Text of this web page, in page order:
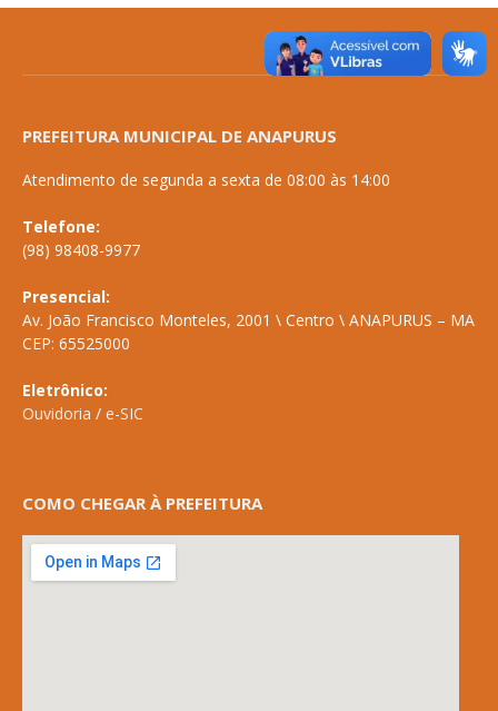
PREFEITURA MUNICIPAL DE ANAPURUS
Atendimento de segunda a sexta de 08:00 às 14:00
Telefone:
(98) 98408-9977
Presencial:
Av. João Francisco Monteles, 2001 \ Centro \ ANAPURUS – MA
CEP: 65525000
Eletrônico:
Ouvidoria / e-SIC
COMO CHEGAR À PREFEITURA